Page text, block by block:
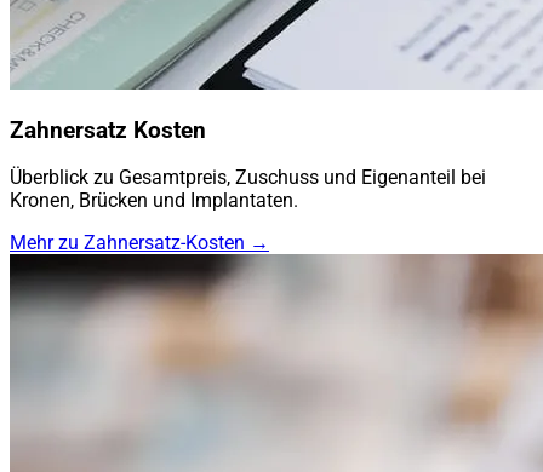
Zahnersatz Kosten
Überblick zu Gesamtpreis, Zuschuss und Eigenanteil bei
Kronen, Brücken und Implantaten.
Mehr zu Zahnersatz-Kosten →